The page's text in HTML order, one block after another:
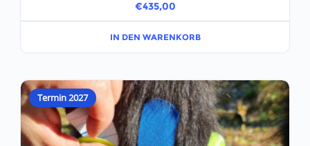
€435,00
IN DEN WARENKORB
Termin 2027